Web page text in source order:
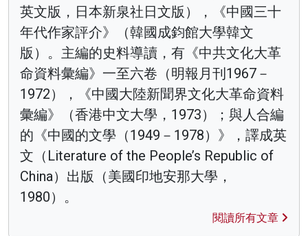
英文版，日本新泉社日文版），《中國三十
年代作家評介》（韓國成鈞館大學韓文
版）。主編的史料導讀，有《中共文化大革
命資料彙編》一至六卷（明報月刊1967－
1972），《中國大陸新聞界文化大革命資料
彙編》（香港中文大學，1973）；與人合編
的《中國的文學（1949－1978）》，譯成英
文（Literature of the People’s Republic of
China）出版（美國印地安那大學，
1980）。
閱讀所有文章